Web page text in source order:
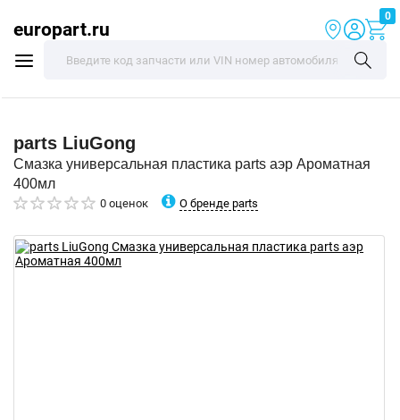
europart.ru
0
parts LiuGong
Смазка универсальная пластика parts аэр Ароматная
400мл
0 оценок О бренде parts